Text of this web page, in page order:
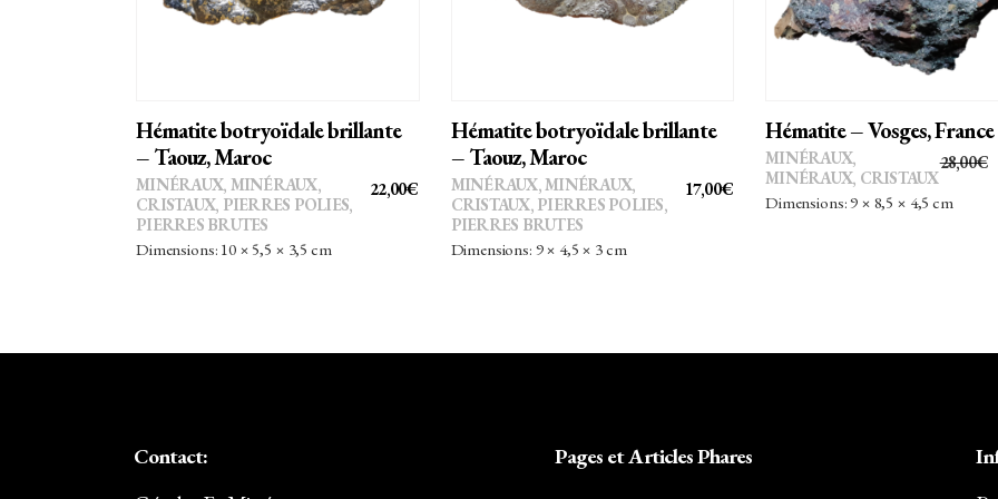
Hématite botryoïdale brillante
– Taouz, Maroc
22,00€
MINÉRAUX, MINÉRAUX,
CRISTAUX, PIERRES POLIES,
PIERRES BRUTES
Dimensions: 10 × 5,5 × 3,5 cm
Hématite botryoïdale brillante
– Taouz, Maroc
17,00€
MINÉRAUX, MINÉRAUX,
CRISTAUX, PIERRES POLIES,
PIERRES BRUTES
Dimensions: 9 × 4,5 × 3 cm
Hématite – Vosges, France
28,00€
MINÉRAUX,
MINÉRAUX, CRISTAUX
Dimensions: 9 × 8,5 × 4,5 cm
Contact: Pages et Articles Phares